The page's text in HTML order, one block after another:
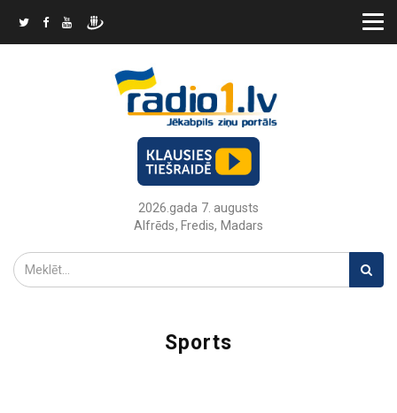
2026.gada 7. augusts
Alfrēds, Fredis, Madars
Sports